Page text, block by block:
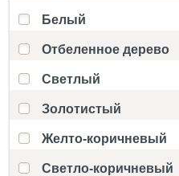
Белый
Отбеленное дерево
Светлый
Золотистый
Желто-коричневый
Светло-коричневый